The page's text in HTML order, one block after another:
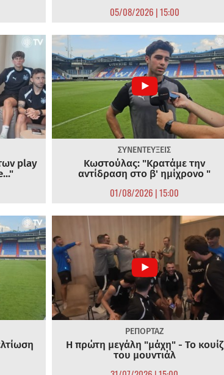
05/08/2026 | 15:00
play
ΣΥΝΕΝΤΕΥΞΕΙΣ
Κωστούλας: "Κρατάμε την
αντίδραση στο β' ημίχρονο "
01/08/2026 | 15:00
ΡΕΠΟΡΤΑΖ
Η πρώτη μεγάλη "μάχη" - Το κουίζ
του μουντιάλ